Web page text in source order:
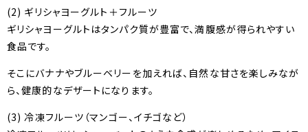
(2) ギリシャヨーグルト＋フルーツ
ギリシャヨーグルトはタンパク質が豊富で、満腹感が得られやすい
食品です。
そこにバナナやブルーベリーを加えれば、自然な甘さを楽しみなが
ら、健康的なデザートになります。
(3) 冷凍フルーツ（マンゴー、イチゴなど）